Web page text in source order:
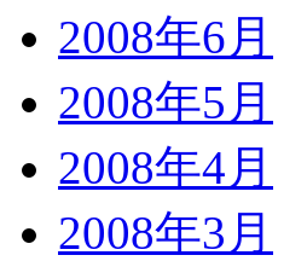
2008年6月
2008年5月
2008年4月
2008年3月